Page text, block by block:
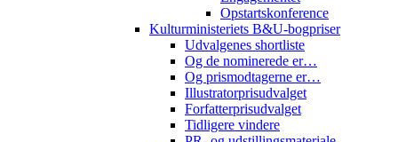
Opstartskonference
Kulturministeriets B&U-bogpriser
Udvalgenes shortliste
Og de nominerede er…
Og prismodtagerne er…
Illustratorprisudvalget
Forfatterprisudvalget
Tidligere vindere